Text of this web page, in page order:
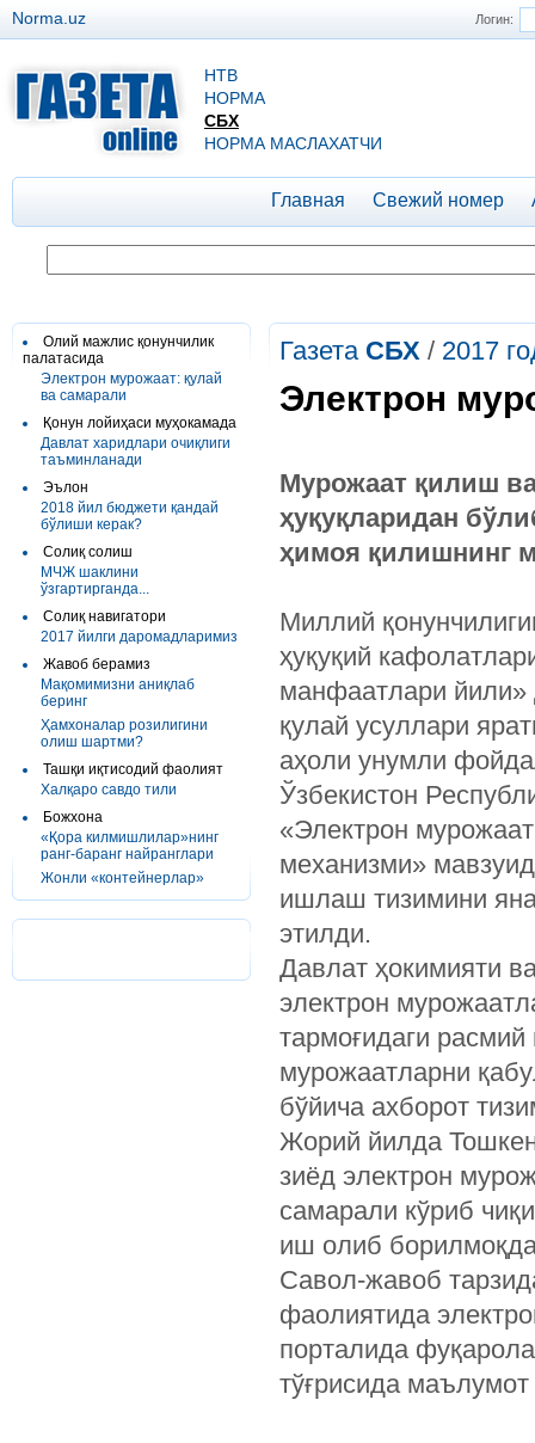
Логин:
Norma.uz
НТВ
НОРМА
СБХ
НОРМА МАСЛАХАТЧИ
Главная Свежий номер
Олий мажлис қонунчилик
палатасида
Электрон мурожаат: қулай
ва самарали
Қонун лойиҳаси муҳокамада
Давлат харидлари очиқлиги
таъминланади
Эълон
2018 йил бюджети қандай
бўлиши керак?
Солиқ солиш
МЧЖ шаклини
ўзгартирганда...
Солиқ навигатори
2017 йилги даромадларимиз
Жавоб берамиз
Мақомимизни аниқлаб
беринг
Ҳамхоналар розилигини
олиш шартми?
Ташқи иқтисодий фаолият
Халқаро савдо тили
Божхона
«Қора килмишлилар»нинг
ранг-баранг найранглари
Жонли «контейнерлар»
Газета СБХ / 2017
Электрон
Мурожаат қилиш
ҳуқуқларидан
ҳимоя қилишнинг
Миллий
ҳуқуқий
манфаатлари йили»
қулай усуллари
аҳоли унумли
Ўзбекистон
«Электрон
механизми»
ишлаш тизимини
этилди.
Давлат ҳокимияти
электрон
тармоғидаги
мурожаатларни
бўйича ахборот
Жорий йилда
зиёд электрон
самарали кўриб
иш олиб
Савол-жавоб
фаолиятида
порталида
тўғрисида